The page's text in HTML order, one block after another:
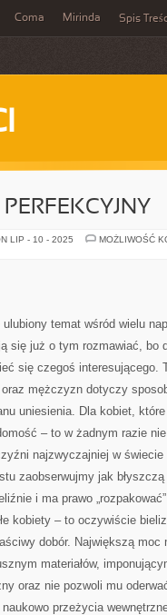
Coma Mirinda Spis
LIP - 10 - 2025
MOŻLIWOŚĆ
temat wśród wielu
się już o tym rozmawiać, bo
się czegoś interesującego.
mężczyzn dotyczy
uniesienia. Dla kobiet,
– to w żadnym razie
najzwyczajniej w
zaobserwujmy jak
i ma prawo
kobiety – to oczywiście
dobór. Największą
materiałów,
oraz nie pozwoli mu
przeżycia